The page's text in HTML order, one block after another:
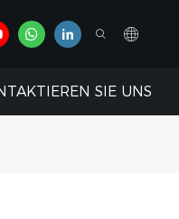
SIE UNS